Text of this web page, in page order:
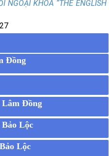
NGOẠI KHÓA “THE ENGLISH
Đồng
Đồng
Lộc
Lộc